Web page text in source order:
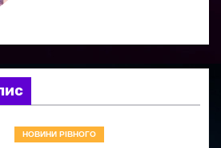
НОВИНИ РІВНОГО